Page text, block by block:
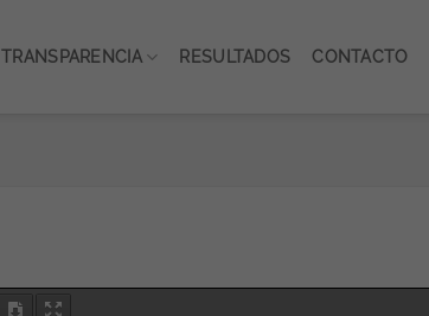
TRANSPARENCIA RESULTADOS CONTACTO